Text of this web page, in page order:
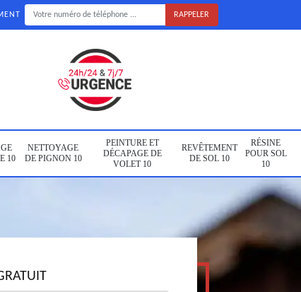
10
NETTOYAGE
DE PIGNON 10
PEINTURE ET
DÉCAPAGE DE
VOLET 10
REVÊTEMENT
DE SOL 10
RÉSINE
POUR SOL
10